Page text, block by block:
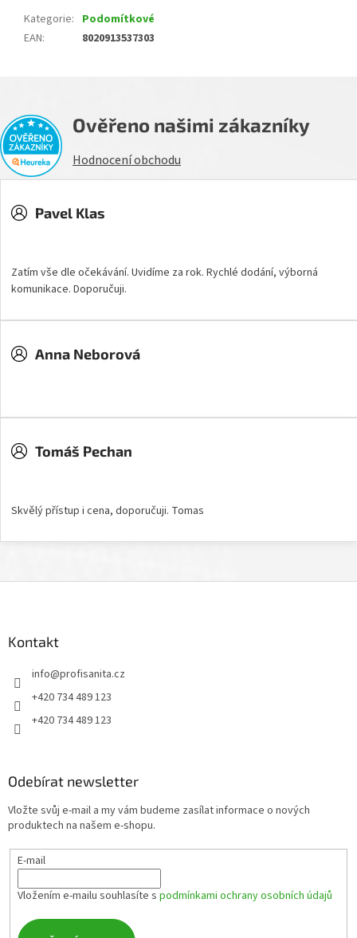
Kategorie: Podomítkové
EAN: 8020913537303
Ověřeno našimi zákazníky
Hodnocení obchodu
Pavel Klas
Zatím vše dle očekávání. Uvidíme za rok. Rychlé dodání, výborná
komunikace. Doporučuji.
Anna Neborová
Tomáš Pechan
Skvělý přístup i cena, doporučuji. Tomas
Kontakt
info@profisanita.cz
+420 734 489 123
+420 734 489 123
Odebírat newsletter
Vložte svůj e-mail a my vám budeme zasílat informace o nových
produktech na našem e-shopu.
E-mail
Vložením e-mailu souhlasíte s podmínkami ochrany osobních údajů